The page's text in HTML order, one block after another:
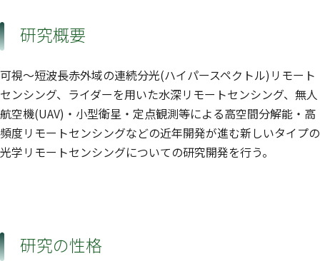
研究概要
可視〜短波長赤外域の連続分光(ハイパースペクトル)リモート
センシング、ライダーを用いた水深リモートセンシング、無人
航空機(UAV)・小型衛星・定点観測等による高空間分解能・高
頻度リモートセンシングなどの近年開発が進む新しいタイプの
光学リモートセンシングについての研究開発を行う。
研究の性格